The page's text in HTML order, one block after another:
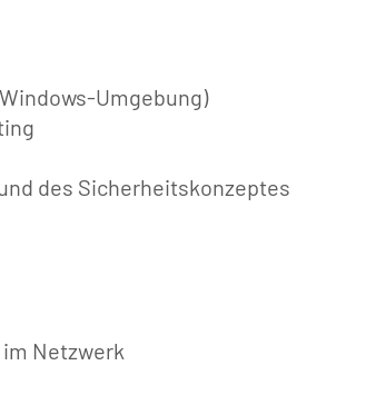
Umgebung)
des Sicherheitskonzeptes
Netzwerk